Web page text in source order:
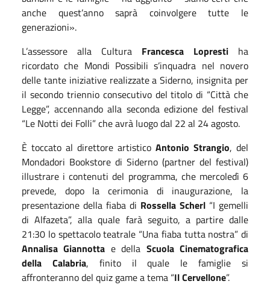
anche quest’anno saprà coinvolgere tutte le
generazioni».
L’assessore alla Cultura Francesca Lopresti ha
ricordato che Mondi Possibili s’inquadra nel novero
delle tante iniziative realizzate a Siderno, insignita per
il secondo triennio consecutivo del titolo di “Città che
Legge”, accennando alla seconda edizione del festival
“Le Notti dei Folli” che avrà luogo dal 22 al 24 agosto.
È toccato al direttore artistico Antonio Strangio, del
Mondadori Bookstore di Siderno (partner del festival)
illustrare i contenuti del programma, che mercoledì 6
prevede, dopo la cerimonia di inaugurazione, la
presentazione della fiaba di Rossella Scherl “I gemelli
di Alfazeta”, alla quale farà seguito, a partire dalle
21:30 lo spettacolo teatrale “Una fiaba tutta nostra” di
Annalisa Giannotta e della Scuola Cinematografica
della Calabria, finito il quale le famiglie si
affronteranno del quiz game a tema “Il Cervellone”.